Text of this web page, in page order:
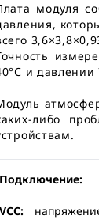
модуля
и давлении
либо
Подключение:
VCC: